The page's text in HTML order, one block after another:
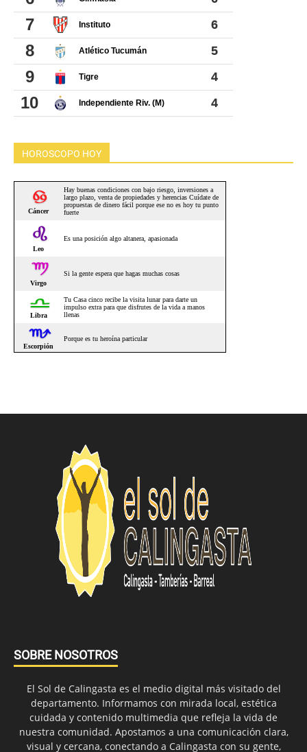
HOROSCOPO HOY
SOBRE NOSOTROS
El Sol de Calingasta es el medio digital más visitado del
departamento. Informamos con mirada local, estética
cuidada y contenido multimedia que refleja la vida de
nuestra comunidad. Apostamos a una comunicación clara,